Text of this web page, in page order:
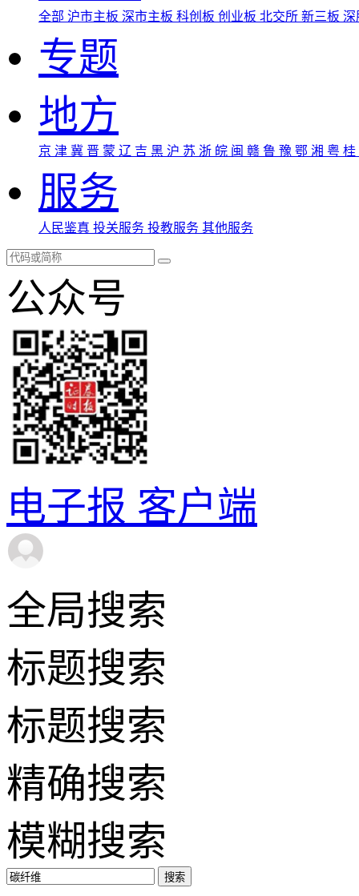
全部 沪市主板 深市主板 科创板 创业板 北交所 新三板
专题
地方
京 津 冀 晋 蒙 辽 吉 黑 沪 苏 浙 皖 闽 赣 鲁 豫 鄂 湘 粤 桂
服务
人民鉴真 投关服务 投教服务 其他服务
公众号
电子报 客户端
全局搜索
标题搜索
标题搜索
精确搜索
模糊搜索
搜索